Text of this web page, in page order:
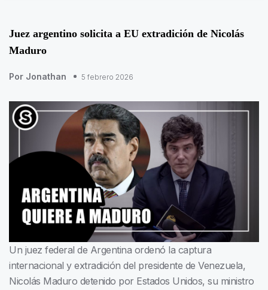
Juez argentino solicita a EU extradición de Nicolás
Maduro
Por Jonathan 5 febrero 2026
Un juez federal de Argentina ordenó la captura
internacional y extradición del presidente de Venezuela,
Nicolás Maduro detenido por Estados Unidos, su ministro